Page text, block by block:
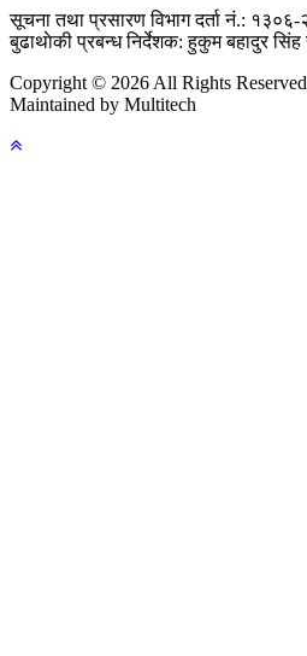
सूचना तथा प्रसारण विभाग दर्ता नं.:
बुढाथाेकी प्रबन्ध निर्देशक: हुकुम बहादुर सिंह
Copyright © 2026 All Rights
Maintained by Multitech